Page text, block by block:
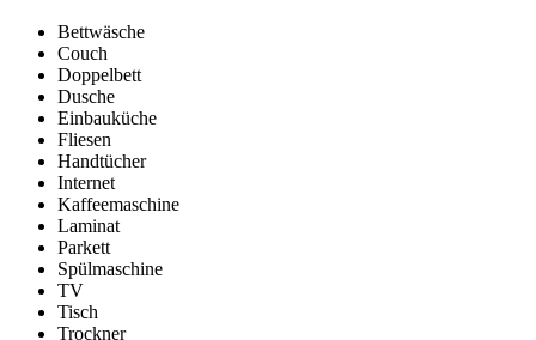
Bettwäsche
Couch
Doppelbett
Dusche
Einbauküche
Fliesen
Handtücher
Internet
Kaffeemaschine
Laminat
Parkett
Spülmaschine
TV
Tisch
Trockner